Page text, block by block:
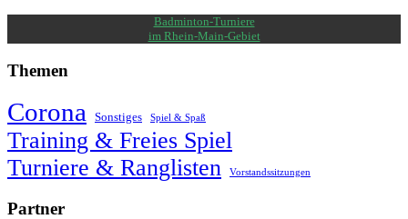
Badminton-Turniere
im Rhein-Main-Gebiet
Themen
Corona Sonstiges Spiel & Spaß
Training & Freies Spiel
Turniere & Ranglisten
Vorstandssitzungen
Partner